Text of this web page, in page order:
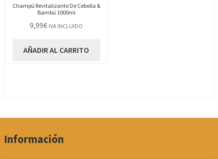
Champú Revitalizante De Cebolla &
Bambú 1000ml
9,99€ IVA INCLUIDO
AÑADIR AL CARRITO
Información